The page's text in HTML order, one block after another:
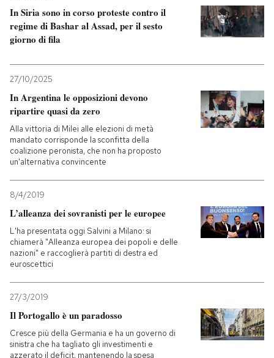
In Siria sono in corso proteste contro il
regime di Bashar al Assad, per il sesto
giorno di fila
27/10/2025
In Argentina le opposizioni devono
ripartire quasi da zero
Alla vittoria di Milei alle elezioni di metà
mandato corrisponde la sconfitta della
coalizione peronista, che non ha proposto
un'alternativa convincente
8/4/2019
L’alleanza dei sovranisti per le europee
L'ha presentata oggi Salvini a Milano: si
chiamerà "Alleanza europea dei popoli e delle
nazioni" e raccoglierà partiti di destra ed
euroscettici
27/3/2019
Il Portogallo è un paradosso
Cresce più della Germania e ha un governo di
sinistra che ha tagliato gli investimenti e
azzerato il deficit, mantenendo la spesa